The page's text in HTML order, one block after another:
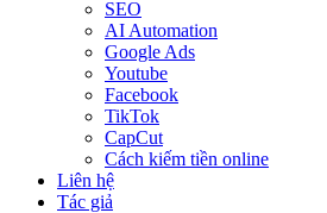
SEO
AI Automation
Google Ads
Youtube
Facebook
TikTok
CapCut
Cách kiếm tiền online
Liên hệ
Tác giả